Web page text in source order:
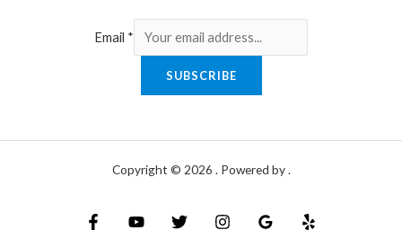
Email *
SUBSCRIBE
Copyright © 2026 . Powered by .